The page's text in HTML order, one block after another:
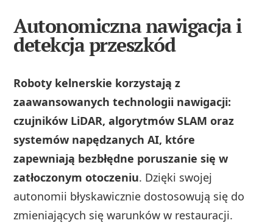
Autonomiczna nawigacja i
detekcja przeszkód
Roboty kelnerskie korzystają z
zaawansowanych technologii nawigacji:
czujników LiDAR, algorytmów SLAM oraz
systemów napędzanych AI, które
zapewniają bezbłędne poruszanie się w
zatłoczonym otoczeniu. Dzięki swojej
autonomii błyskawicznie dostosowują się do
zmieniających się warunków w restauracji.